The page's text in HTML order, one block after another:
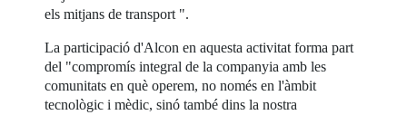
els mitjans de transport ".
La participació d'Alcon en aquesta activitat forma part
del "compromís integral de la companyia amb les
comunitats en què operem, no només en l'àmbit
tecnològic i mèdic, sinó també dins la nostra